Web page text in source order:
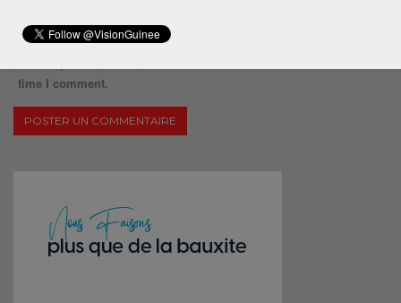
time I comment.